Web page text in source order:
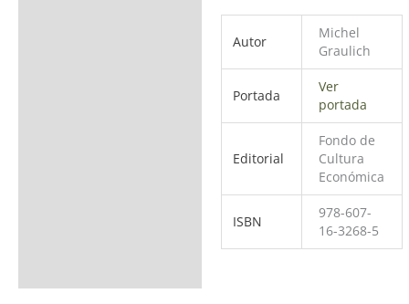
Autor
Michel
Graulich
Portada
Ver
portada
Editorial
Fondo de
Cultura
Económica
ISBN
978-607-
16-3268-5